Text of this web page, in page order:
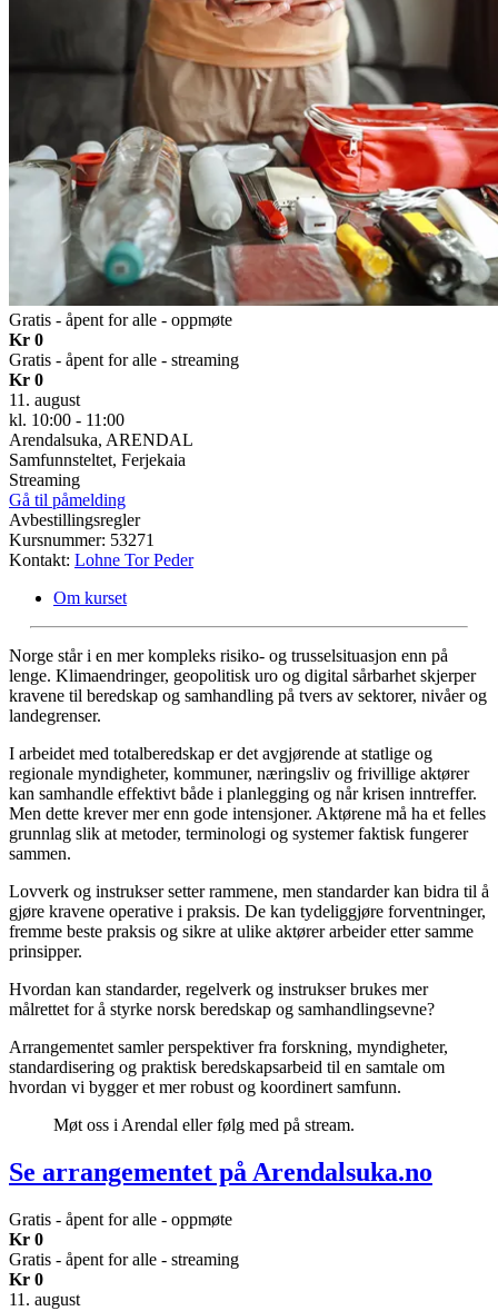
Gratis - åpent for alle - oppmøte
Kr 0
Gratis - åpent for alle - streaming
Kr 0
11. august
kl. 10:00 - 11:00
Arendalsuka, ARENDAL
Samfunnsteltet, Ferjekaia
Streaming
Gå til påmelding
Avbestillingsregler
Kursnummer: 53271
Kontakt: Lohne Tor Peder
Om kurset
Norge står i en mer kompleks risiko- og trusselsituasjon enn på
lenge. Klimaendringer, geopolitisk uro og digital sårbarhet skjerper
kravene til beredskap og samhandling på tvers av sektorer, nivåer og
landegrenser.
I arbeidet med totalberedskap er det avgjørende at statlige og
regionale myndigheter, kommuner, næringsliv og frivillige aktører
kan samhandle effektivt både i planlegging og når krisen inntreffer.
Men dette krever mer enn gode intensjoner. Aktørene må ha et felles
grunnlag slik at metoder, terminologi og systemer faktisk fungerer
sammen.
Lovverk og instrukser setter rammene, men standarder kan bidra til å
gjøre kravene operative i praksis. De kan tydeliggjøre forventninger,
fremme beste praksis og sikre at ulike aktører arbeider etter samme
prinsipper.
Hvordan kan standarder, regelverk og instrukser brukes mer
målrettet for å styrke norsk beredskap og samhandlingsevne?
Arrangementet samler perspektiver fra forskning, myndigheter,
standardisering og praktisk beredskapsarbeid til en samtale om
hvordan vi bygger et mer robust og koordinert samfunn.
Møt oss i Arendal eller følg med på stream.
Se arrangementet på Arendalsuka.no
Gratis - åpent for alle - oppmøte
Kr 0
Gratis - åpent for alle - streaming
Kr 0
11. august